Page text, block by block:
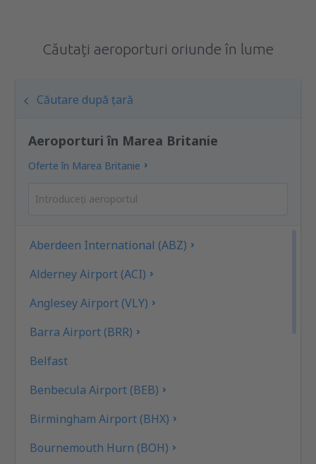
Căutați aeroporturi oriunde în lume
Căutare după țară
Aeroporturi în Marea Britanie
Oferte în Marea Britanie
Aberdeen International (ABZ)
Alderney Airport (ACI)
Anglesey Airport (VLY)
Barra Airport (BRR)
Belfast
Benbecula Airport (BEB)
Birmingham Airport (BHX)
Bournemouth Hurn (BOH)